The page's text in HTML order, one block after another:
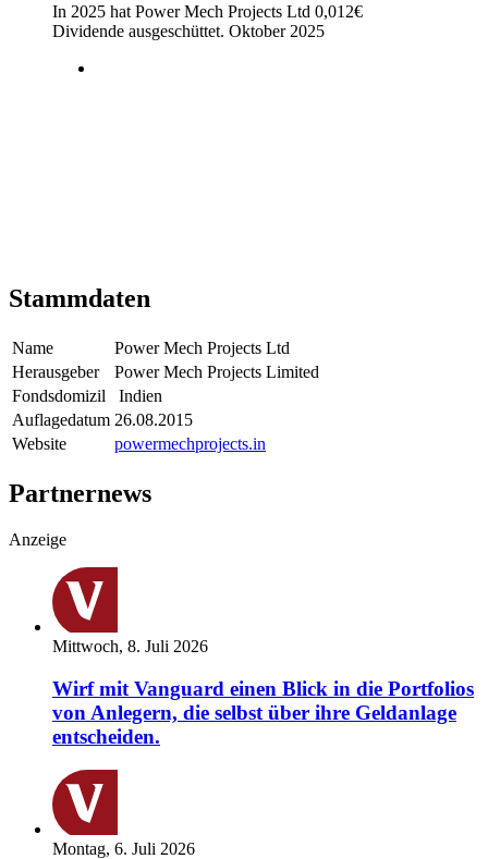
In 2025 hat Power Mech Projects Ltd 0,012€
Dividende ausgeschüttet. Oktober 2025
Stammdaten
Name
Power Mech Projects Ltd
Herausgeber
Power Mech Projects Limited
Fondsdomizil
Indien
Auflagedatum 26.08.2015
Website
powermechprojects.in
Partnernews
Anzeige
Mittwoch, 8. Juli 2026
Wirf mit Vanguard einen Blick in die Portfolios
von Anlegern, die selbst über ihre Geldanlage
entscheiden.
Montag, 6. Juli 2026